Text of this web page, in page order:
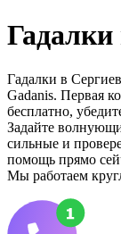
Гадалки
Гадалки в
Gadanis. Первая
бесплатно,
Задайте
сильные и
помощь прямо
Мы работаем